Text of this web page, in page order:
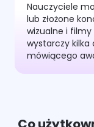
Nauczyciele
lub złożone
wizualne i
wystarczy kilka
mówiącego